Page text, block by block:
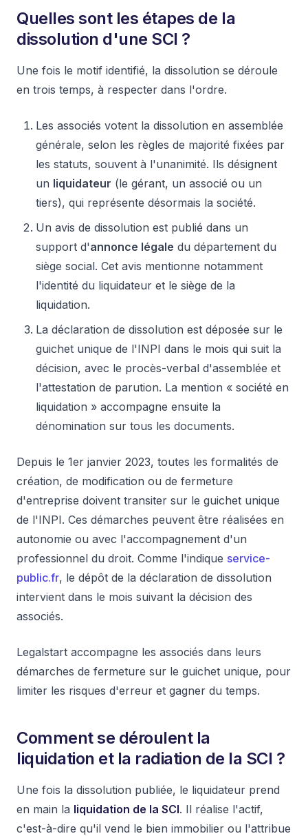
Quelles sont les étapes de la
dissolution d'une SCI ?
Une fois le motif identifié, la dissolution se déroule
en trois temps, à respecter dans l'ordre.
Les associés votent la dissolution en assemblée
générale, selon les règles de majorité fixées par
les statuts, souvent à l'unanimité. Ils désignent
un liquidateur (le gérant, un associé ou un
tiers), qui représente désormais la société.
Un avis de dissolution est publié dans un
support d'annonce légale du département du
siège social. Cet avis mentionne notamment
l'identité du liquidateur et le siège de la
liquidation.
La déclaration de dissolution est déposée sur le
guichet unique de l'INPI dans le mois qui suit la
décision, avec le procès-verbal d'assemblée et
l'attestation de parution. La mention « société en
liquidation » accompagne ensuite la
dénomination sur tous les documents.
Depuis le 1er janvier 2023, toutes les formalités de
création, de modification ou de fermeture
d'entreprise doivent transiter sur le guichet unique
de l'INPI. Ces démarches peuvent être réalisées en
autonomie ou avec l'accompagnement d'un
professionnel du droit. Comme l'indique service-
public.fr, le dépôt de la déclaration de dissolution
intervient dans le mois suivant la décision des
associés.
Legalstart accompagne les associés dans leurs
démarches de fermeture sur le guichet unique, pour
limiter les risques d'erreur et gagner du temps.
Comment se déroulent la
liquidation et la radiation de la SCI ?
Une fois la dissolution publiée, le liquidateur prend
en main la liquidation de la SCI. Il réalise l'actif,
c'est-à-dire qu'il vend le bien immobilier ou l'attribue